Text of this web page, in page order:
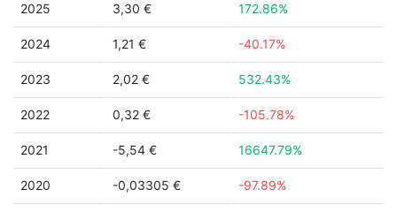
2025 3,30 € 172.86%
2024 1,21 € -40.17%
2023 2,02 € 532.43%
2022 0,32 € -105.78%
2021 -5,54 € 16647.79%
2020 -0,03305 € -97.89%